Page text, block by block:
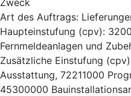
Art des Auftrags:
Haupteinstufung (cpv):
Fernmeldeanlagen und
Zusätzliche Einstufung (cpv
Ausstattung, 72211000
45300000